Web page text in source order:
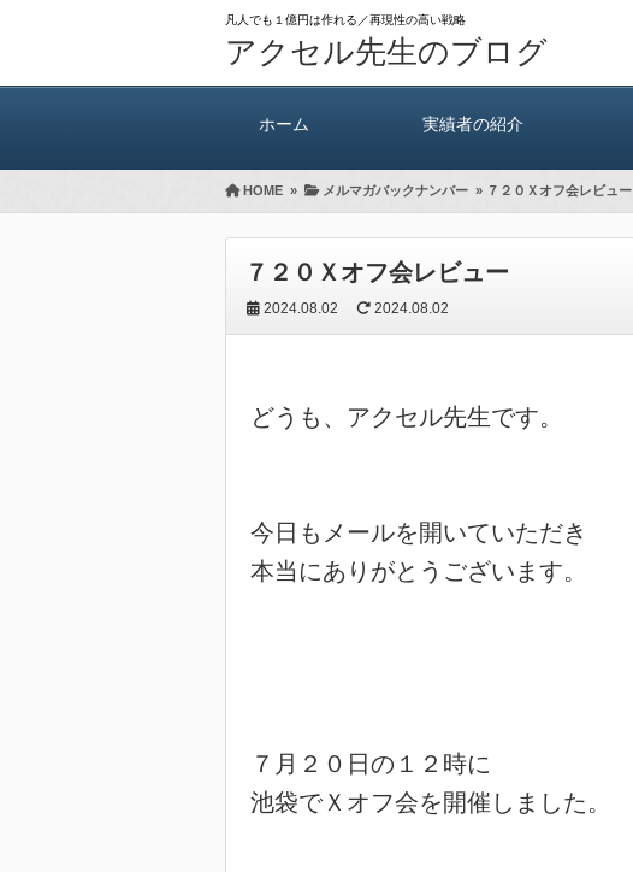
凡人でも１億円は作れる／再現性の高い戦略
アクセル先生のブログ
ホーム 実績者の紹介
HOME » メルマガバックナンバー » ７２０Ｘオフ会レビュー
７２０Ｘオフ会レビュー
2024.08.02 2024.08.02
どうも、アクセル先生です。
今日もメールを開いていただき
本当にありがとうございます。
７月２０日の１２時に
池袋でＸオフ会を開催しました。